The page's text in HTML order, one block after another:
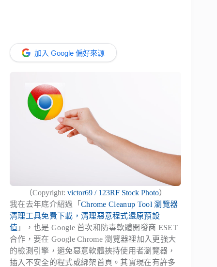
加入 Google 偏好來源
（Copyright: victor69 / 123RF Stock Photo）
我在去年底介紹過「 Chrome Cleanup Tool 瀏覽器
清理工具免費下載，清理惡意程式還原預設
值 」，也是 Google 首次和防毒軟體開發商 ESET
合作，要在 Google Chrome 瀏覽器裡加入更強大
的檢測引擎，避免惡意軟體挾持使用者瀏覽器，
插入不安全的程式或綁架首頁。其實現在有許多